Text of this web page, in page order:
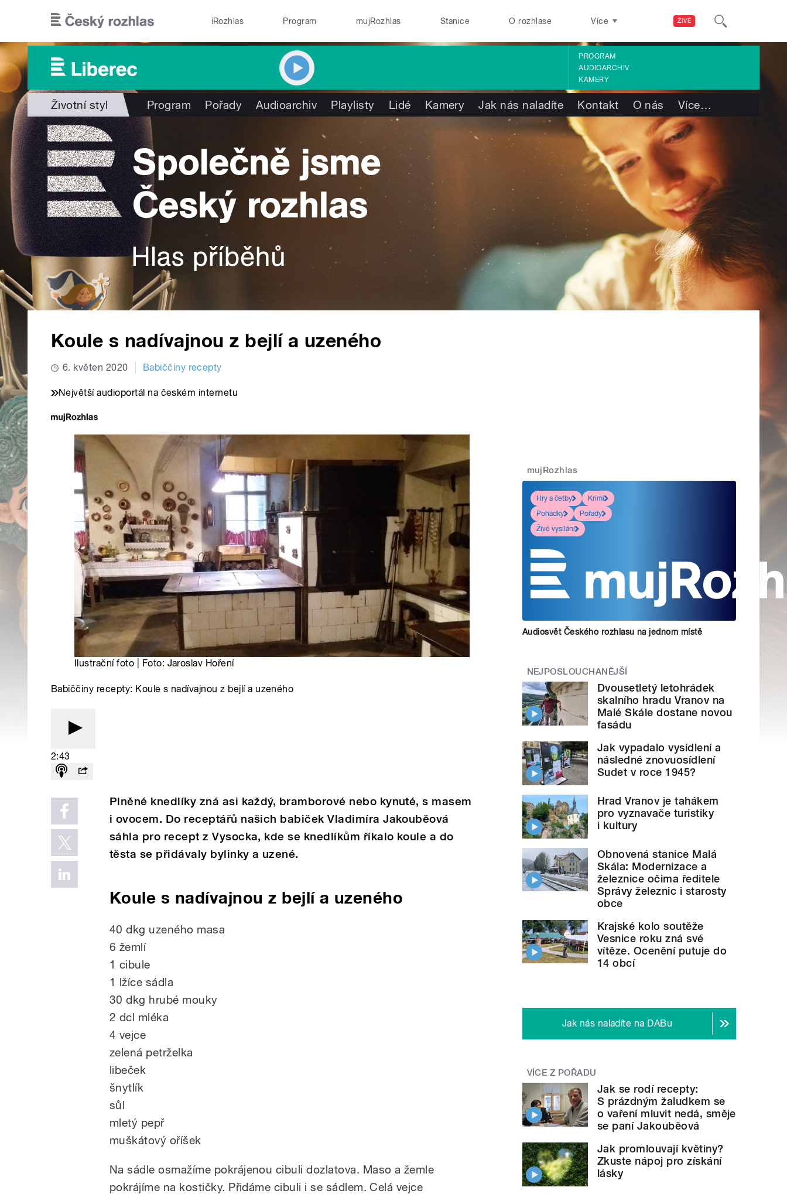
ŽIVĚ
iRozhlas Program mujRozhlas Stanice O rozhlase Více
PROGRAM
AUDIOARCHIV
KAMERY
Životní styl Program Pořady Audioarchiv Playlisty Lidé Kamery Jak nás naladíte Kontakt O nás Více…
Koule s nadívajnou z bejlí a uzeného
6. květen 2020 Babiččiny recepty
Největší audioportál na českém internetu
Ilustrační foto | Foto: Jaroslav Hoření
Babiččiny recepty: Koule s nadívajnou z bejlí a uzeného
2:43
Plněné knedlíky zná asi každý, bramborové nebo kynuté, s masem
i ovocem. Do receptářů našich babiček Vladimíra Jakouběová
sáhla pro recept z Vysocka, kde se knedlíkům říkalo koule a do
těsta se přidávaly bylinky a uzené.
Koule s nadívajnou z bejlí a uzeného
40 dkg uzeného masa
6 žemlí
1 cibule
1 lžíce sádla
30 dkg hrubé mouky
2 dcl mléka
4 vejce
zelená petrželka
libeček
šnytlík
sůl
mletý pepř
muškátový oříšek
Na sádle osmažíme pokrájenou cibuli dozlatova. Maso a žemle
pokrájíme na kostičky. Přidáme cibuli i se sádlem. Celá vejce
mujRozhlas
Hry a četby
Krimi
Pohádky
Pořady
Živé vysílání
Audiosvět Českého rozhlasu na jednom místě
NEJPOSLOUCHANĚJŠÍ
Dvousetletý letohrádek
skalního hradu Vranov na
Malé Skále dostane novou
fasádu
Jak vypadalo vysídlení a
následné znovuosídlení
Sudet v roce 1945?
Hrad Vranov je tahákem
pro vyznavače turistiky
i kultury
Obnovená stanice Malá
Skála: Modernizace a
železnice očima ředitele
Správy železnic i starosty
obce
Krajské kolo soutěže
Vesnice roku zná své
vítěze. Ocenění putuje do
14 obcí
Jak nás naladíte na DABu
VÍCE Z POŘADU
Jak se rodí recepty:
S prázdným žaludkem se
o vaření mluvit nedá, směje
se paní Jakouběová
Jak promlouvají květiny?
Zkuste nápoj pro získání
lásky